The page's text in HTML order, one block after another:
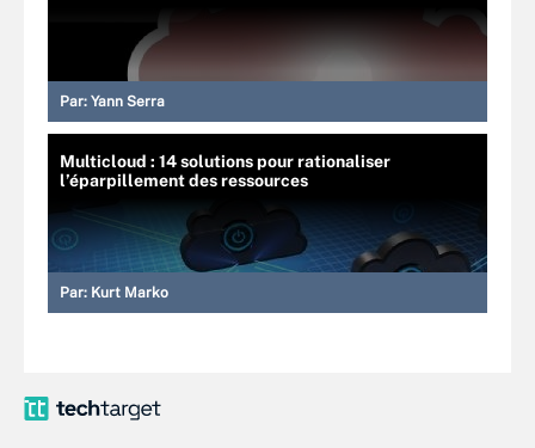
Par: Yann Serra
Multicloud : 14 solutions pour rationaliser
l’éparpillement des ressources
Par: Kurt Marko